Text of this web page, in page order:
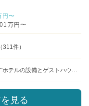
円〜
万円〜
評価
（311件）
ゲストハウスの世界観、そして高層階からの眺望を兼ね揃えた式場"" ■電車 JR「さいたま新都心駅」西口より徒歩1分（デッキ直結） JR「北与野駅」南口より徒歩4分（デッキ直結） ■車 JR「大宮駅」よりタクシーで8分 首都高速埼玉新都心自動車道 新都心ICより車で1分 ■電車 JR「さいたま新都心駅」西口より徒歩4分 JR「北与野駅」南口より徒歩2分 ▷待ち合わせ場所：さいたま新都心駅直結「ホテルメトロポリタンさいたま新都心」2階エントランスにある会場の電子看板前でスタッフとお待ち合わせです
見る